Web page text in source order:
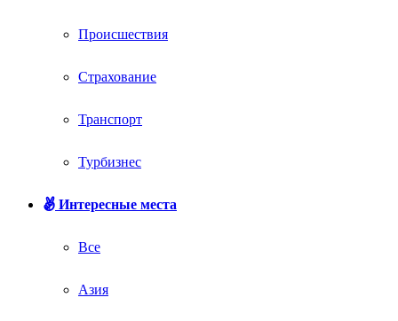
Происшествия
Страхование
Транспорт
Турбизнес
Интересные места
Все
Азия